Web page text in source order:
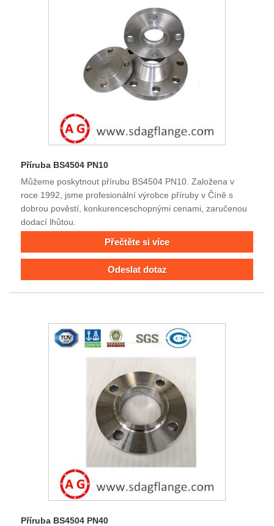
Příruba BS4504 PN10
Můžeme poskytnout přírubu BS4504 PN10. Založena v
roce 1992, jsme profesionální výrobce příruby v Číně s
dobrou pověstí, konkurenceschopnými cenami, zaručenou
dodací lhůtou.
Přečtěte si více
Odeslat dotaz
Příruba BS4504 PN40